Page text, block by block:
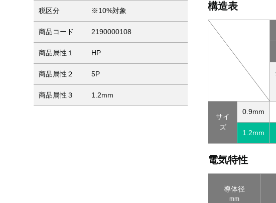
税区分 ※10%対象
商品コード 2190000108
商品属性１ HP
商品属性２ 5P
商品属性３ 1.2mm
構造表
サイ
ズ
0.9mm
1.2mm
電気特性
導体径
mm